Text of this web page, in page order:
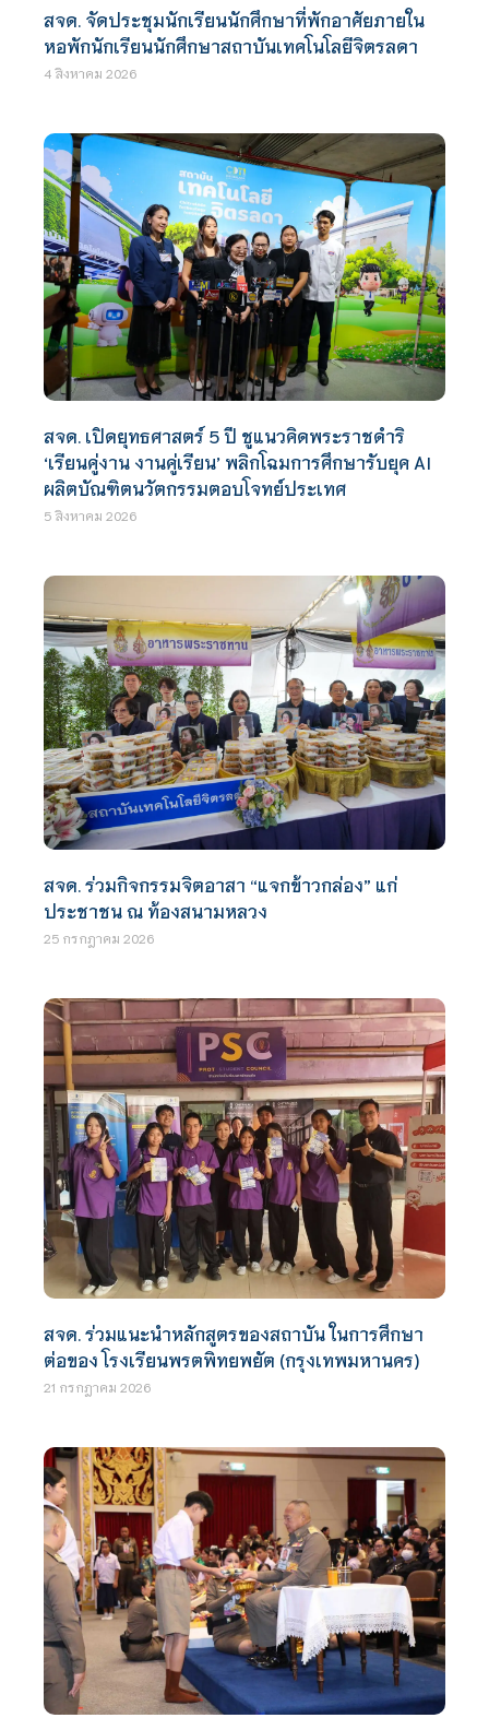
สจด. จัดประชุมนักเรียนนักศึกษาที่พักอาศัยภายใน
หอพักนักเรียนนักศึกษาสถาบันเทคโนโลยีจิตรลดา
4 สิงหาคม 2026
สจด. เปิดยุทธศาสตร์ 5 ปี ชูแนวคิดพระราชดำริ
‘เรียนคู่งาน งานคู่เรียน’ พลิกโฉมการศึกษารับยุค AI
ผลิตบัณฑิตนวัตกรรมตอบโจทย์ประเทศ
5 สิงหาคม 2026
สจด. ร่วมกิจกรรมจิตอาสา “แจกข้าวกล่อง” แก่
ประชาชน ณ ท้องสนามหลวง
25 กรกฎาคม 2026
สจด. ร่วมแนะนำหลักสูตรของสถาบัน ในการศึกษา
ต่อของ โรงเรียนพรตพิทยพยัต (กรุงเทพมหานคร)
21 กรกฎาคม 2026